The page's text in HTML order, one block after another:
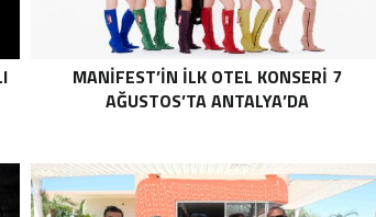
MANİFEST’İN İLK OTEL KONSERİ 7
AĞUSTOS’TA ANTALYA’DA